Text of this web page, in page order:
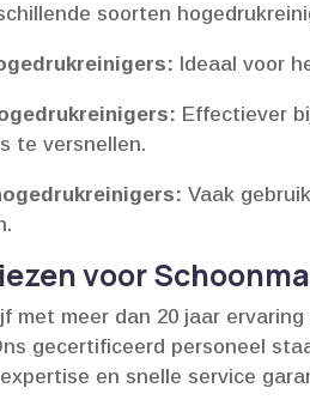
soorten
Ideaal voor
Effectiever
te versnellen.​
Vaak
voor
met meer dan 20 jaar
gecertificeerd personeel
en snelle service